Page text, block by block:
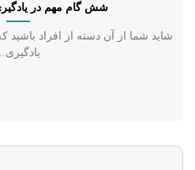
شش گام مهم در
شاید شما از آن دسته از افراد
یادگیری...